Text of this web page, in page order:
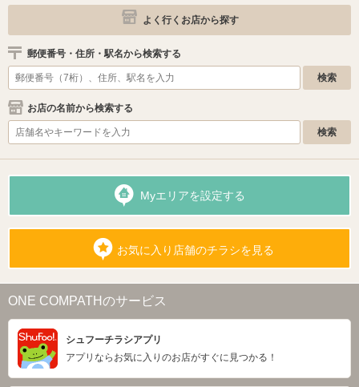
よく行くお店から探す
郵便番号・住所・駅名から検索する
お店の名前から検索する
Myエリアを設定する
お気に入り店舗のチラシを見る
ONE COMPATHのサービス
シュフーチラシアプリ
アプリならお気に入りのお店がすぐに見つかる！